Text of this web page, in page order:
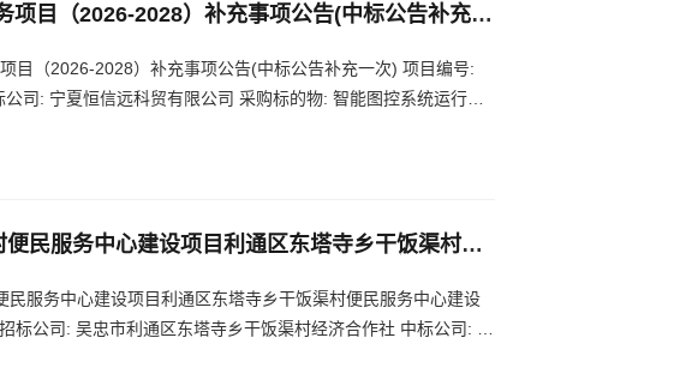
目（2026-2028）补充事项公告(中标公告补充一
目（2026-2028）补充事项公告(中标公告补充一次) 项目编号:
司: 宁夏恒信远科贸有限公司 采购标的物: 智能图控系统运行维
民服务中心建设项目利通区东塔寺乡干饭渠村便
服务中心建设项目利通区东塔寺乡干饭渠村便民服务中心建设
公司: 吴忠市利通区东塔寺乡干饭渠村经济合作社 中标公司: 吴